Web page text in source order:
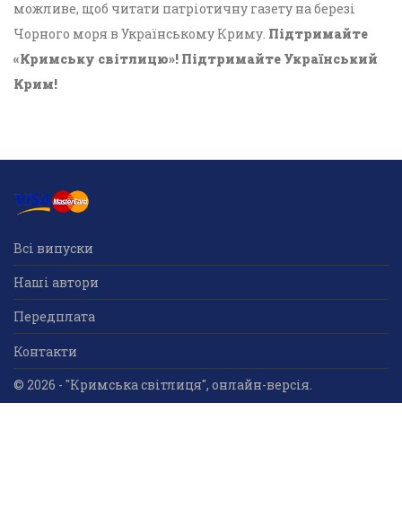
можливе, щоб читати патріотичну газету на березі
Чорного моря в Українському Криму. Підтримайте
«Кримську світлицю»! Підтримайте Український
Крим!
Всі випуски
Наші автори
Передплата
Контакти
© 2026 - "Кримська світлиця", онлайн-версія.